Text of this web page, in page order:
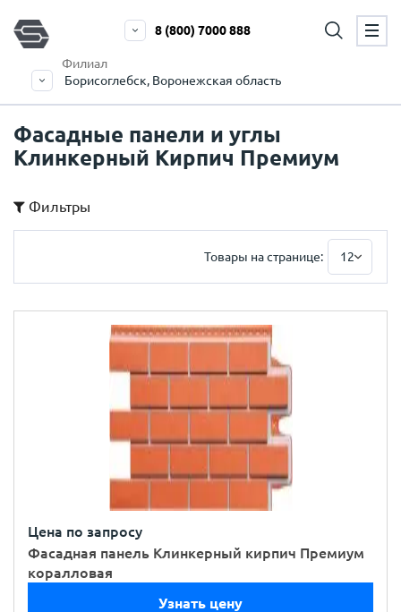
Филиал
Борисоглебск, Воронежская область
8 (800) 7000 888
Фасадные панели и углы
Клинкерный Кирпич Премиум
Фильтры
Товары на странице: 12
Цена по запросу
Фасадная панель Клинкерный кирпич Премиум
коралловая
Узнать цену